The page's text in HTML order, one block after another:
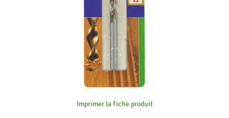
Imprimer la fiche produit